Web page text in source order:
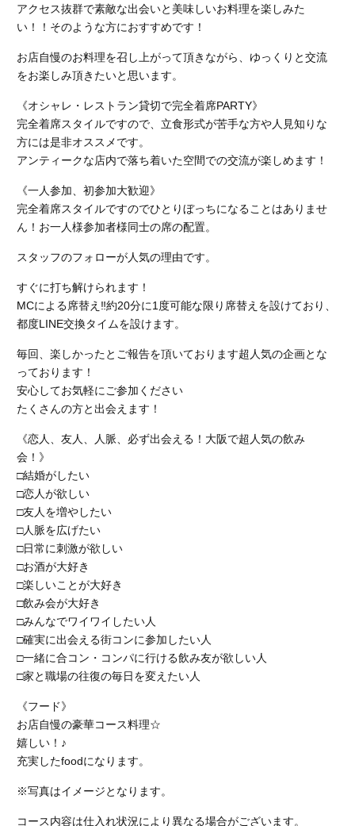
アクセス抜群で素敵な出会いと美味しいお料理を楽しみた
い！！そのような方におすすめです！
お店自慢のお料理を召し上がって頂きながら、ゆっくりと交流
をお楽しみ頂きたいと思います。
《オシャレ・レストラン貸切で完全着席PARTY》
完全着席スタイルですので、立食形式が苦手な方や人見知りな
方には是非オススメです。
アンティークな店内で落ち着いた空間での交流が楽しめます！
《一人参加、初参加大歓迎》
完全着席スタイルですのでひとりぼっちになることはありませ
ん！お一人様参加者様同士の席の配置。
スタッフのフォローが人気の理由です。
すぐに打ち解けられます！
MCによる席替え‼︎約20分に1度可能な限り席替えを設けており、
都度LINE交換タイムを設けます。
毎回、楽しかったとご報告を頂いております超人気の企画とな
っております！
安心してお気軽にご参加ください
たくさんの方と出会えます！
《恋人、友人、人脈、必ず出会える！大阪で超人気の飲み
会！》
□結婚がしたい
□恋人が欲しい
□友人を増やしたい
□人脈を広げたい
□日常に刺激が欲しい
□お酒が大好き
□楽しいことが大好き
□飲み会が大好き
□みんなでワイワイしたい人
□確実に出会える街コンに参加したい人
□一緒に合コン・コンパに行ける飲み友が欲しい人
□家と職場の往復の毎日を変えたい人
《フード》
お店自慢の豪華コース料理☆
嬉しい！♪
充実したfoodになります。
※写真はイメージとなります。
コース内容は仕入れ状況により異なる場合がございます。